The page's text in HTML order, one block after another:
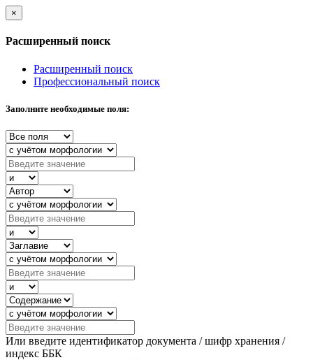
×
Расширенный поиск
Расширенный поиск
Профессиональный поиск
Заполните необходимые поля:
Или введите идентификатор документа / шифр хранения /
индекс ББК